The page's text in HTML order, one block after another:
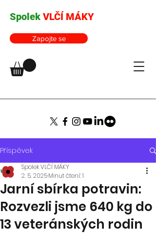
Spolek VLČÍ MÁKY
Zapojte se
Příspěvek
Jarní sbírka potravin:
Rozvezli jsme 640 kg do
13 veteránských rodin
Spolek VLČÍ MÁKY
2. 5. 2025Minut čtení: 1